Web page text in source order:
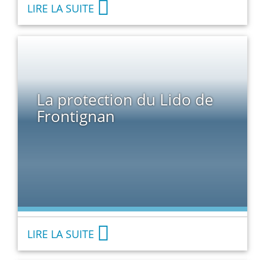
LIRE LA SUITE
La protection du Lido de
Frontignan
LIRE LA SUITE